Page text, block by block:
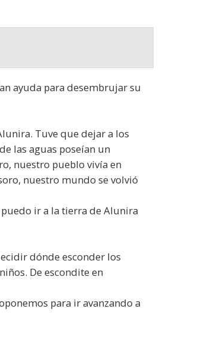
ayuda para desembrujar su
Tuve que dejar a los
las aguas poseían un
nuestro pueblo vivía en
nuestro mundo se volvió
ir a la tierra de Alunira
dónde esconder los
De escondite en
para ir avanzando a